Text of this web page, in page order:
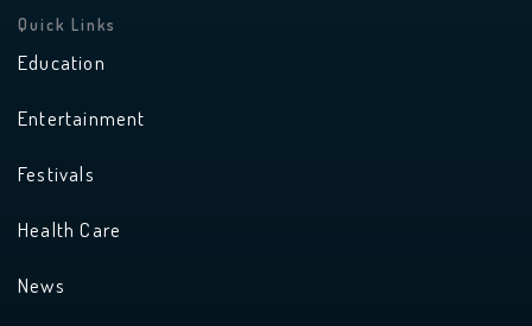
Quick Links
Education
Entertainment
Festivals
Health Care
News